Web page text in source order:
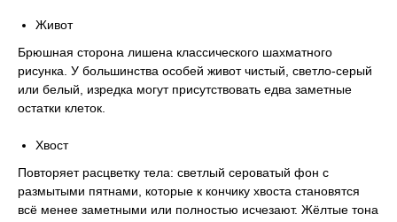
Живот
Брюшная сторона лишена классического шахматного
рисунка. У большинства особей живот чистый, светло-серый
или белый, изредка могут присутствовать едва заметные
остатки клеток.
Хвост
Повторяет расцветку тела: светлый сероватый фон с
размытыми пятнами, которые к кончику хвоста становятся
всё менее заметными или полностью исчезают. Жёлтые тона